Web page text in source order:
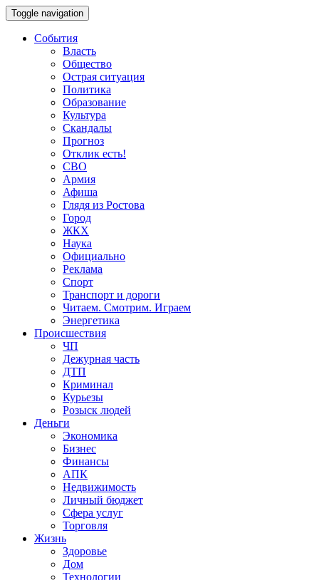
Toggle navigation
События
Власть
Общество
Острая ситуация
Политика
Образование
Культура
Скандалы
Прогноз
Отклик есть!
СВО
Армия
Афиша
Глядя из Ростова
Город
ЖКХ
Наука
Официально
Реклама
Спорт
Транспорт и дороги
Читаем. Смотрим. Играем
Энергетика
Происшествия
ЧП
Дежурная часть
ДТП
Криминал
Курьезы
Розыск людей
Деньги
Экономика
Бизнес
Финансы
АПК
Недвижимость
Личный бюджет
Сфера услуг
Торговля
Жизнь
Здоровье
Дом
Технологии